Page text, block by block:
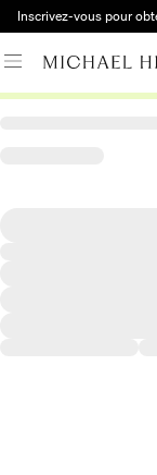
Inscrivez-vous pour